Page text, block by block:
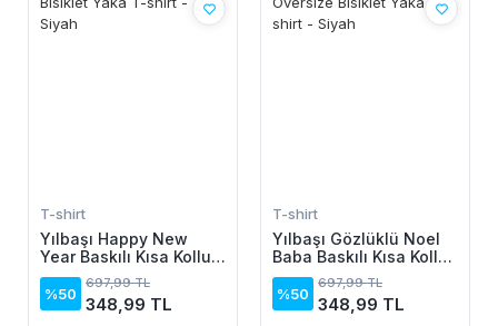
T-shirt
Yılbaşı Happy New
Year Baskılı Kısa Kollu
Oversize Bisiklet Yaka
T-shirt - Siyah
%50
697,99 TL
348,99 TL
T-shirt
Yılbaşı Gözlüklü Noel
Baba Baskılı Kısa Kollu
Oversize Bisiklet Yaka
T-shirt - Siyah
%50
697,99 TL
348,99 TL